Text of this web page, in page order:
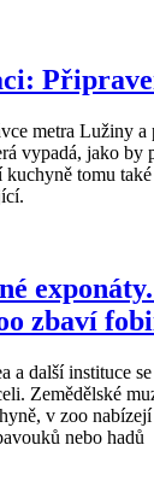
metra Lužiny a
vypadá, jako by
tomu
zbaví
další instituce se
Zemědělské
v zoo
nebo hadů